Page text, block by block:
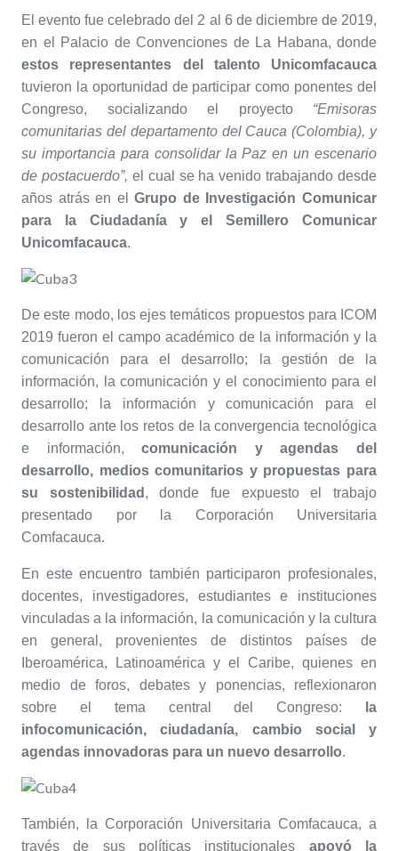
El evento fue celebrado del 2 al 6 de diciembre de 2019,
en el Palacio de Convenciones de La Habana, donde
estos representantes del talento Unicomfacauca
tuvieron la oportunidad de participar como ponentes del
Congreso, socializando el proyecto “Emisoras
comunitarias del departamento del Cauca (Colombia), y
su importancia para consolidar la Paz en un escenario
de postacuerdo”, el cual se ha venido trabajando desde
años atrás en elGrupo de Investigación Comunicar
para la Ciudadanía y el Semillero Comunicar
Unicomfacauca.
De este modo, los ejes temáticos propuestos para ICOM
2019 fueron el campo académico de la información y la
comunicación para el desarrollo; la gestión de la
información, la comunicación y el conocimiento para el
desarrollo; la información y comunicación para el
desarrollo ante los retos de la convergencia tecnológica
e información,comunicación y agendas del
desarrollo, medios comunitarios y propuestas para
su sostenibilidad , donde fue expuesto el trabajo
presentado por la Corporación Universitaria
Comfacauca.
En este encuentro también participaron profesionales,
docentes, investigadores, estudiantes e instituciones
vinculadas a la información, la comunicación y la cultura
en general, provenientes de distintos países de
Iberoamérica, Latinoamérica y el Caribe, quienes en
medio de foros, debates y ponencias, reflexionaron
sobre el tema central del Congreso:
la
infocomunicación, ciudadanía, cambio social y
agendas innovadoras para un nuevo desarrollo.
También, la Corporación Universitaria Comfacauca, a
través de sus políticas institucionales apoyó la